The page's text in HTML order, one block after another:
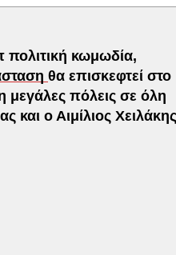
πολιτική κωμωδία,
θα επισκεφτεί στο
μεγάλες πόλεις σε όλη
ο Αιμίλιος